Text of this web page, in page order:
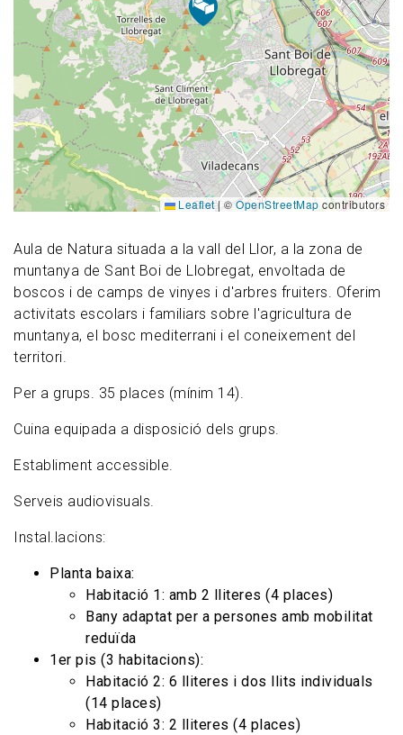
Aula de Natura situada a la vall del Llor, a la zona de
muntanya de Sant Boi de Llobregat, envoltada de
boscos i de camps de vinyes i d'arbres fruiters. Oferim
activitats escolars i familiars sobre l'agricultura de
muntanya, el bosc mediterrani i el coneixement del
territori.
Per a grups. 35 places (mínim 14).
Cuina equipada a disposició dels grups.
Establiment accessible.
Serveis audiovisuals.
Instal.lacions:
Planta baixa:
Habitació 1: amb 2 lliteres (4 places)
Bany adaptat per a persones amb mobilitat
reduïda
1er pis (3 habitacions):
Habitació 2: 6 lliteres i dos llits individuals
(14 places)
Habitació 3: 2 lliteres (4 places)
Leaflet | © OpenStreetMap contributors